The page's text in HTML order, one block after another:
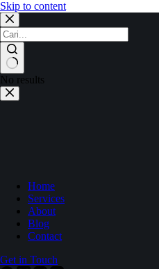
Skip to content
No results
Home
Services
About
Blog
Contact
Get in Touch